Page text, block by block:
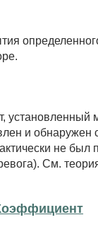
установленный
и обнаружен
не был
См.